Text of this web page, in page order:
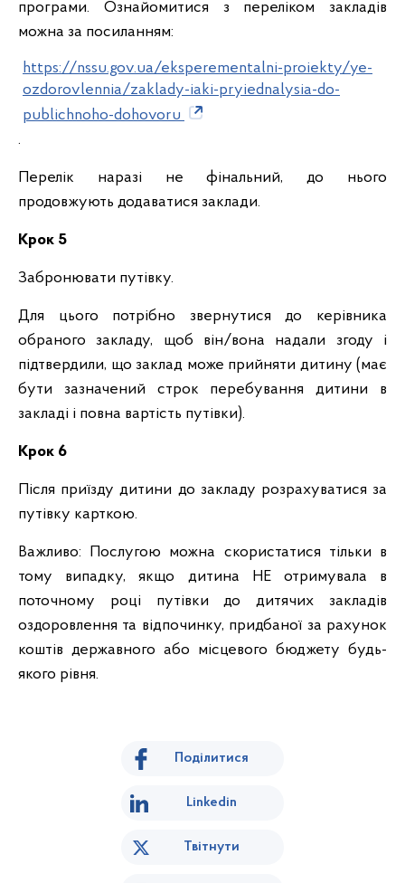
програми. Ознайомитися з переліком закладів
можна за посиланням:
https://nssu.gov.ua/eksperementalni-proiekty/ye-
ozdorovlennia/zaklady-iaki-pryiednalysia-do-
publichnoho-dohovoru
.
Перелік наразі не фінальний, до нього
продовжують додаватися заклади.
Крок 5
Забронювати путівку.
Для цього потрібно звернутися до керівника
обраного закладу, щоб він/вона надали згоду і
підтвердили, що заклад може прийняти дитину (має
бути зазначений строк перебування дитини в
закладі і повна вартість путівки).
Крок 6
Після приїзду дитини до закладу розрахуватися за
путівку карткою.
Важливо: Послугою можна скористатися тільки в
тому випадку, якщо дитина НЕ отримувала в
поточному році путівки до дитячих закладів
оздоровлення та відпочинку, придбаної за рахунок
коштів державного або місцевого бюджету будь-
якого рівня.
Поділитися
Linkedin
Твітнути